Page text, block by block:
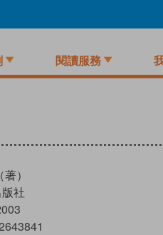
閱讀服務
）
社